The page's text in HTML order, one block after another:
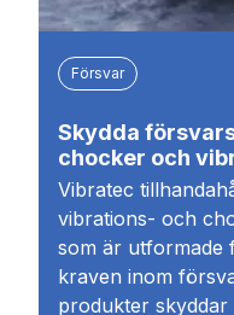
Försvar
Skydda
chocker och
Vibratec
vibrations- och
som är utformade
kraven inom
produkter